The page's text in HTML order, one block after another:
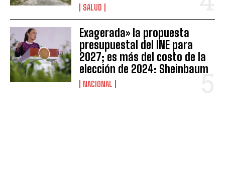
SALUD
Exagerada» la propuesta
presupuestal del INE para
2027; es más del costo de la
elección de 2024: Sheinbaum
NACIONAL